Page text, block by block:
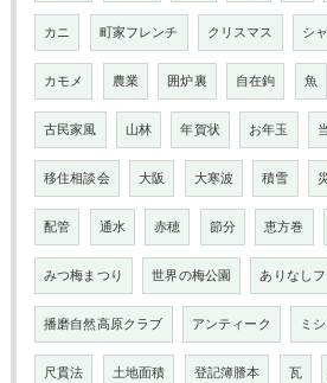
カニ 町家フレンチ クリスマス シ
カモメ 農業 囲炉裏 自在鉤 魚
古民家風 山林 年賀状 お年玉
移住相談会 大阪 大寒波 積雪
配管 通水 赤穂 節分 恵方巻
みつ梅まつり 世界の梅公園 ありなし
播磨自然高原クラブ アンティーク ミ
尺貫法 土地面積 登記簿謄本 瓦